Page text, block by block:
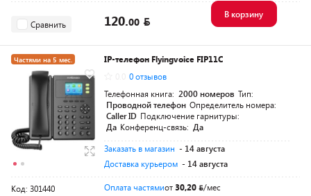
Сравнить 120.00
В корзину
Частями на 5 мес.
IP-телефон Flyingvoice FIP11C
0 отзывов
Телефонная книга: 2000 номеров Тип:
Проводной телефон Определитель номера:
Caller ID Подключение гарнитуры:
Да Конференц-связь: Да
Заказать в магазин - 14 августа
Доставка курьером - 14 августа
Код: 301440 Оплата частямиот30,20
/мес